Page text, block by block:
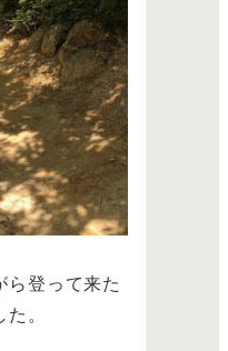
ら登って来た
。